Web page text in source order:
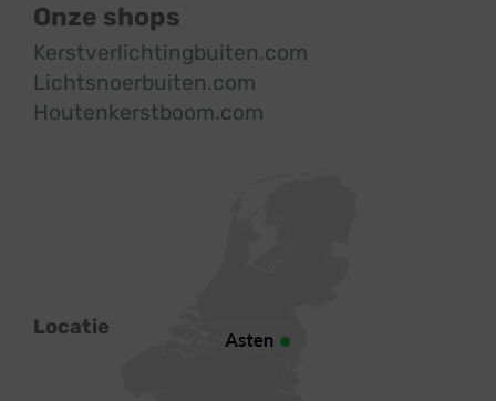
Onze shops
Kerstverlichtingbuiten.com
Lichtsnoerbuiten.com
Houtenkerstboom.com
Locatie